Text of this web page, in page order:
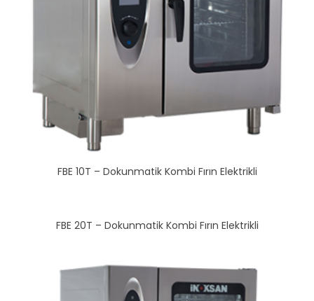
FBE 10T – Dokunmatik Kombi Fırın Elektrikli
FBE 20T – Dokunmatik Kombi Fırın Elektrikli